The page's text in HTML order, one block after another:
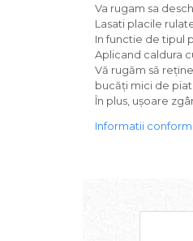
Va rugam sa
Lasati placile
In functie de tipul
Aplicand caldura
Vă rugăm să
bucăți mici de
În plus, ușoare
Informatii